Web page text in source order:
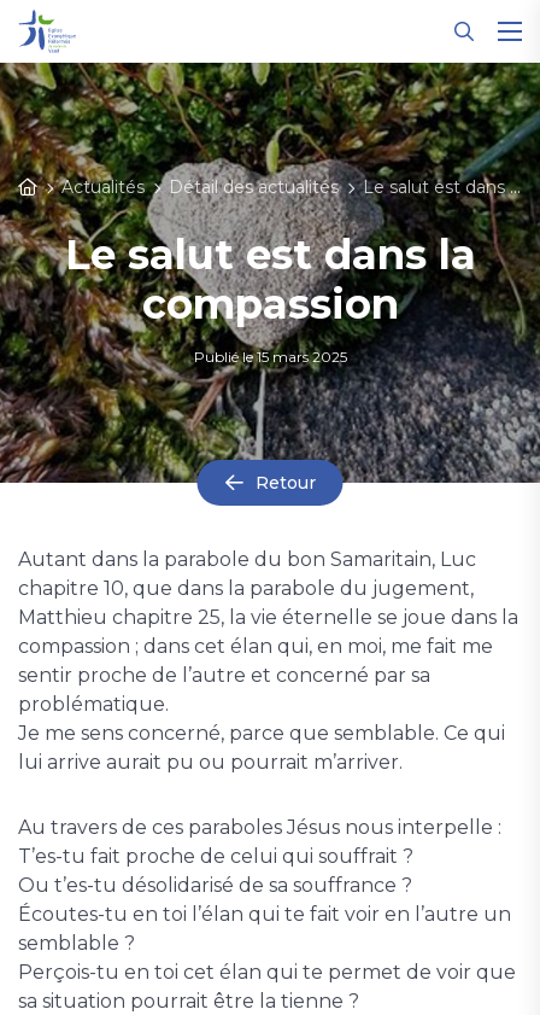
Actualités Détail des actualités Le salut est dans la compassion
Le salut est dans la
compassion
Publié le15 mars 2025
Retour
Autant dans la parabole du bon Samaritain, Luc
chapitre 10, que dans la parabole du jugement,
Matthieu chapitre 25, la vie éternelle se joue dans la
compassion ; dans cet élan qui, en moi, me fait me
sentir proche de l’autre et concerné par sa
problématique.
Je me sens concerné, parce que semblable. Ce qui
lui arrive aurait pu ou pourrait m’arriver.
Au travers de ces paraboles Jésus nous interpelle :
T’es-tu fait proche de celui qui souffrait ?
Ou t’es-tu désolidarisé de sa souffrance ?
Écoutes-tu en toi l’élan qui te fait voir en l’autre un
semblable ?
Perçois-tu en toi cet élan qui te permet de voir que
sa situation pourrait être la tienne ?
Panneau de gestion des cookies